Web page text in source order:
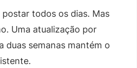
todos os dias. Mas
Uma atualização por
duas semanas mantém o